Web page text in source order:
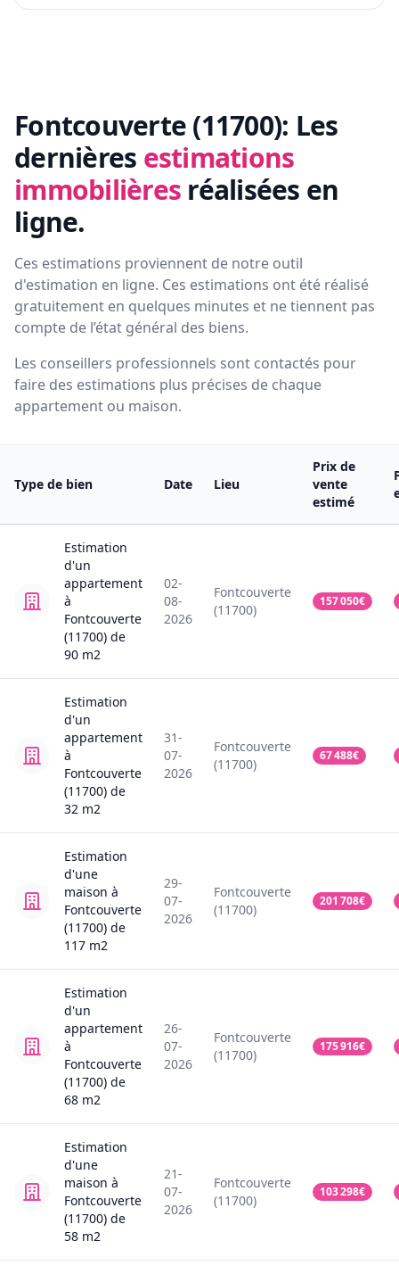
Fontcouverte (11700): Les
dernières estimations
immobilières réalisées en
ligne.
Ces estimations proviennent de notre outil
d'estimation en ligne. Ces estimations ont été réalisé
gratuitement en quelques minutes et ne tiennent pas
compte de l’état général des biens.
Les conseillers professionnels sont contactés pour
faire des estimations plus précises de chaque
appartement ou maison.
Type de bien Date Lieu
Prix de
vente
estimé
Estimation
d'un
appartement
à
Fontcouverte
(11700) de
90 m2
02-
08-
2026
Fontcouverte
(11700)
157 050€
Estimation
d'un
appartement
à
Fontcouverte
(11700) de
32 m2
31-
07-
2026
Fontcouverte
(11700)
67 488€
Estimation
d'une
maison à
Fontcouverte
(11700) de
117 m2
29-
07-
2026
Fontcouverte
(11700)
201 708€
Estimation
d'un
appartement
à
Fontcouverte
(11700) de
68 m2
26-
07-
2026
Fontcouverte
(11700)
175 916€
Estimation
d'une
maison à
Fontcouverte
(11700) de
58 m2
21-
07-
2026
Fontcouverte
(11700)
103 298€